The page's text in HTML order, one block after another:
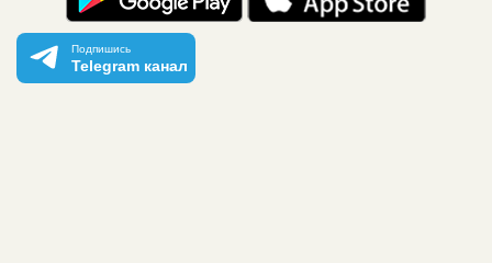
Подпишись
Telegram канал